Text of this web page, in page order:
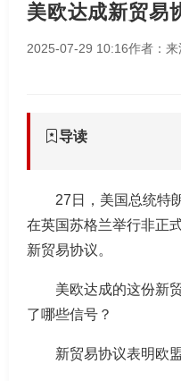
美欧达成新贸易
2025-07-29 10:16作者： 来
导读
27日，美国总统特
在英国苏格兰举行非正
新贸易协议。
美欧达成的这份新
了哪些信号？
新贸易协议表明欧